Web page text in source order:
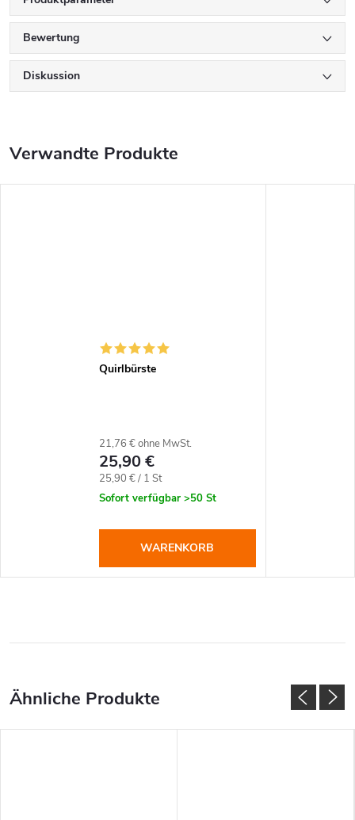
Bewertung
Diskussion
Verwandte Produkte
Quirlbürste
21,76 € ohne MwSt.
25,90 €
Verkaufspreis:
25,90 € / 1 St
Sofort verfügbar >50 St
WARENKORB